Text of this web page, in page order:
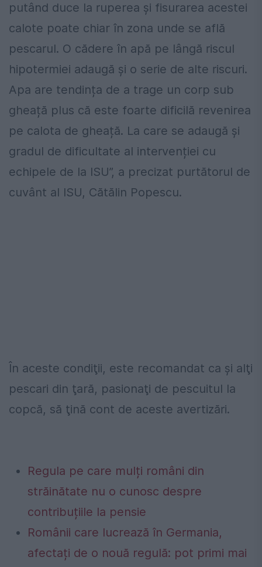
putând duce la ruperea și fisurarea acestei
calote poate chiar în zona unde se află
pescarul. O cădere în apă pe lângă riscul
hipotermiei adaugă și o serie de alte riscuri.
Apa are tendința de a trage un corp sub
gheață plus că este foarte dificilă revenirea
pe calota de gheață. La care se adaugă și
gradul de dificultate al intervenției cu
echipele de la ISU”, a precizat purtătorul de
cuvânt al ISU, Cătălin Popescu.
În aceste condiţii, este recomandat ca şi alţi
pescari din ţară, pasionaţi de pescuitul la
copcă, să ţină cont de aceste avertizări.
Regula pe care mulți români din
străinătate nu o cunosc despre
contribuțiile la pensie
Românii care lucrează în Germania,
afectați de o nouă regulă: pot primi mai